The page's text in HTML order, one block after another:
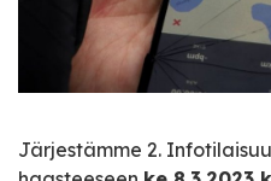
Järjestämme 2.